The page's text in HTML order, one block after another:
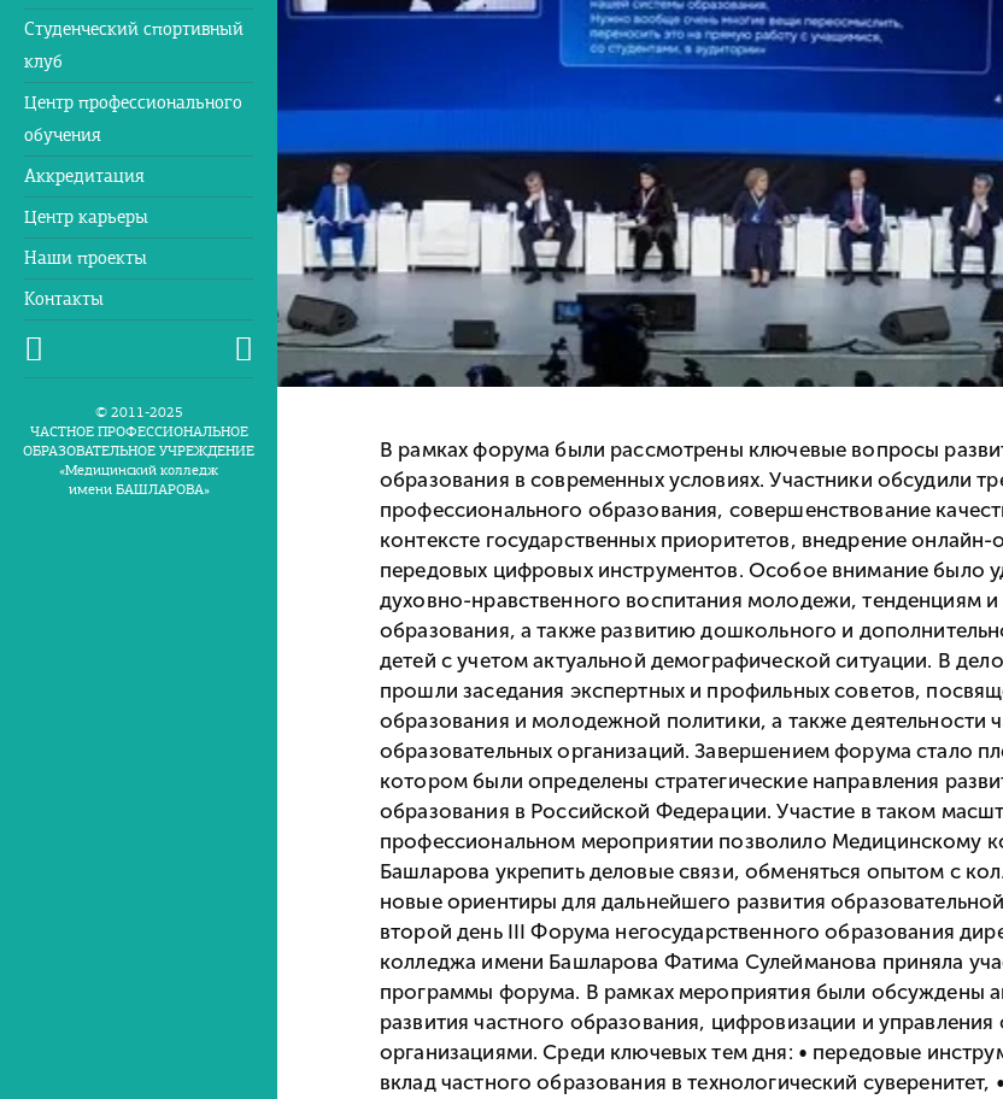
Студенческий спортивный
клуб
Центр профессионального
обучения
Аккредитация
Центр карьеры
Наши проекты
Контакты
© 2011-2025
ЧАСТНОЕ ПРОФЕССИОНАЛЬНОЕ
ОБРАЗОВАТЕЛЬНОЕ УЧРЕЖДЕНИЕ
«Медицинский колледж
имени БАШЛАРОВА»
В рамках форума были рассмотрены ключевые вопросы
образования в современных условиях. Участники обсудили
профессионального образования, совершенствование
контексте государственных приоритетов, внедрение онлайн-
передовых цифровых инструментов. Особое внимание было
духовно-нравственного воспитания молодежи, тенденциям
образования, а также развитию дошкольного и
детей с учетом актуальной демографической ситуации. В
прошли заседания экспертных и профильных советов,
образования и молодежной политики, а также деятельности
образовательных организаций. Завершением форума стало
котором были определены стратегические направления
образования в Российской Федерации. Участие в таком
профессиональном мероприятии позволило Медицинскому
Башларова укрепить деловые связи, обменяться опытом с
новые ориентиры для дальнейшего развития
второй день III Форума негосударственного образования
колледжа имени Башларова Фатима Сулейманова приняла
программы форума. В рамках мероприятия были обсуждены
развития частного образования, цифровизации и
организациями. Среди ключевых тем дня: • передовые
вклад частного образования в технологический